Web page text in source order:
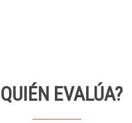
EVALÚA?